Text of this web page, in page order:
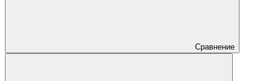
Сравнение